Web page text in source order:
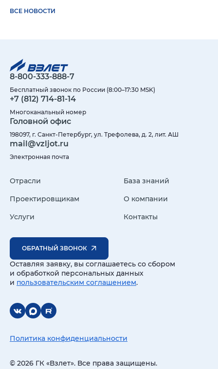
ВСЕ НОВОСТИ
8-800-333-888-7
Бесплатный звонок по России (8:00–17:30 MSK)
+7 (812) 714-81-14
Многоканальный номер
Головной офис
198097, г. Санкт-Петербург, ул. Трефолева, д. 2, лит. АШ
mail@vzljot.ru
Электронная почта
Отрасли
Проектировщикам
Услуги
База знаний
О компании
Контакты
ОБРАТНЫЙ ЗВОНОК
Оставляя заявку, вы соглашаетесь со сбором
и обработкой персональных данных
и пользовательским соглашением.
© 2026 ГК «Взлет». Все права защищены.
Политика конфиденциальности